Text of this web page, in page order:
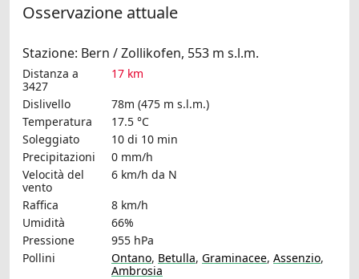
Osservazione attuale
Stazione: Bern / Zollikofen, 553 m s.l.m.
Distanza a
3427
17 km
Dislivello
78m (475 m s.l.m.)
Temperatura
17.5 °C
Soleggiato
10 di 10 min
Precipitazioni
0 mm/h
Velocità del
vento
6 km/h da N
Raffica
8 km/h
Umidità
66%
Pressione
955 hPa
Pollini
Ontano, Betulla, Graminacee, Assenzio,
Ambrosia